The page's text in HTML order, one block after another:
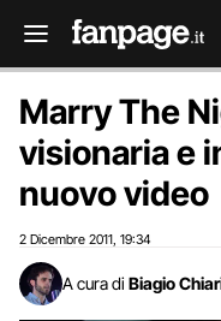
Marry The
visionaria e
nuovo video
2 Dicembre 2011 19:34
A cura di Biagio